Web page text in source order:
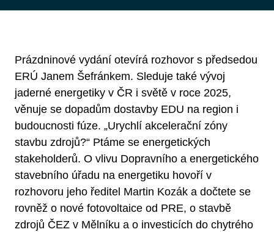
Prázdninové vydání otevírá rozhovor s předsedou
ERÚ Janem Šefránkem. Sleduje také vývoj
jaderné energetiky v ČR i světě v roce 2025,
věnuje se dopadům dostavby EDU na region i
budoucnosti fúze. „Urychlí akcelerační zóny
stavbu zdrojů?“ Ptáme se energetických
stakeholderů. O vlivu Dopravního a energetického
stavebního úřadu na energetiku hovoří v
rozhovoru jeho ředitel Martin Kozák a dočtete se
rovněž o nové fotovoltaice od PRE, o stavbě
zdrojů ČEZ v Mělníku a o investicích do chytrého